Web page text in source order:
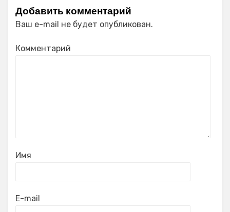
Добавить комментарий
Ваш e-mail не будет опубликован.
Комментарий
Имя
E-mail